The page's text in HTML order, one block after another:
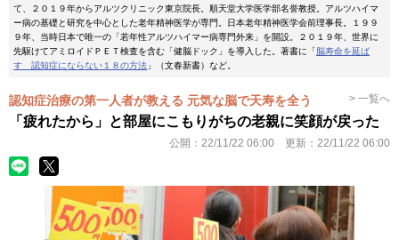
て、２０１９年からアルツクリニック東京院長。順天堂大学医学部名誉教授。アルツハイマ
ー病の基礎と研究を中心とした老年精神医学が専門。日本老年精神医学会前理事長。１９９
９年、当時日本で唯一の「若年性アルツハイマー病専門外来」を開設。２０１９年、世界に
先駆けてアミロイドＰＥＴ検査を含む「健脳ドック」を導入した。著書に「脳寿命を延ば
す 認知症にならない１８の方法 」（文春新書）など。
認知症治療の第一人者が教える 元気な脳で天寿を全う > 一覧へ
「疲れたから」と部屋にこもりがちの老親に笑顔が戻った
公開： 22/11/22 06:00 更新： 22/11/22 06:00